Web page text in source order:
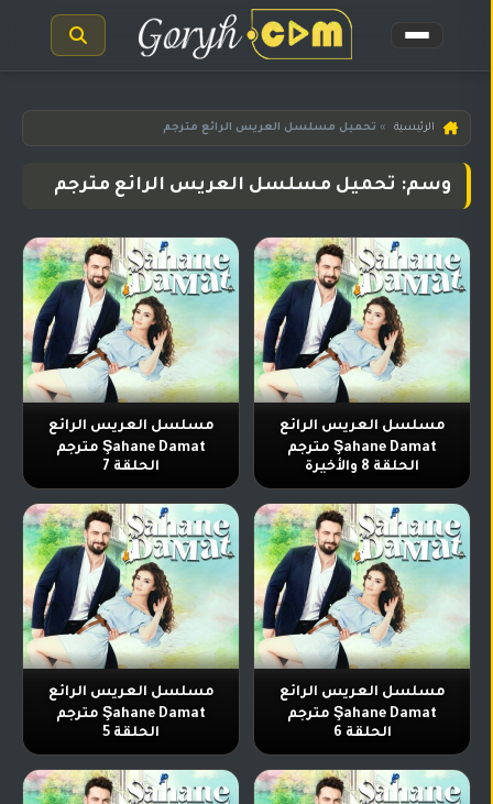
الرئيسية
مسلسلات
هندية
المترجمة
مسلسلات
هندية
مدبلجة
أفلام
هندية
مسلسلات
تركية
مسلسلات
تركي
مترجم
مسلسلات
تركي
مسلسلات
أجنبية
مسلسلات
كورية
الرئيسية » تحميل مسلسل العريس الرائع مترجم
وسم: تحميل مسلسل العريس الرائع مترجم
مسلسل العريس الرائع
Şahane Damat مترجم
الحلقة 8 والأخيرة
مسلسل العريس الرائع
Şahane Damat مترجم
الحلقة 7
مسلسل العريس الرائع
Şahane Damat مترجم
الحلقة 6
مسلسل العريس الرائع
Şahane Damat مترجم
الحلقة 5